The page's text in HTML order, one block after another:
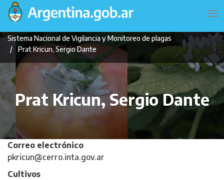
Pasar
contenido
principal
Navegación
principal
Sistema Nacional de Vigilancia y Monitoreo de plagas
Prat Kricun, Sergio Dante
Prat Kricun, Sergio Dante
Correo electrónico
pkricun@cerro.inta.gov.ar
Cultivos